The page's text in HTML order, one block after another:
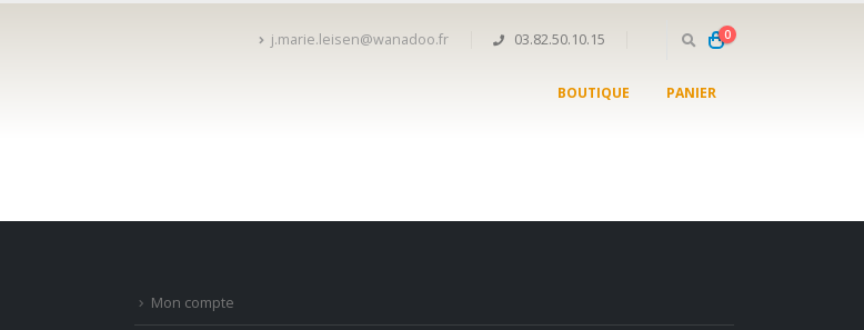
j.marie.leisen@wanadoo.fr 03.82.50.10.15 0
BOUTIQUE PANIER
Mon compte